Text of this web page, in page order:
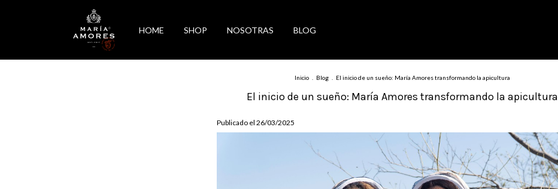
HOME SHOP NOSOTRAS BLOG
Inicio Blog El inicio de un sueño: María Amores transformando la apicultura
El inicio de un sueño: María Amores transformando la apicultura
Publicado el 26/03/2025